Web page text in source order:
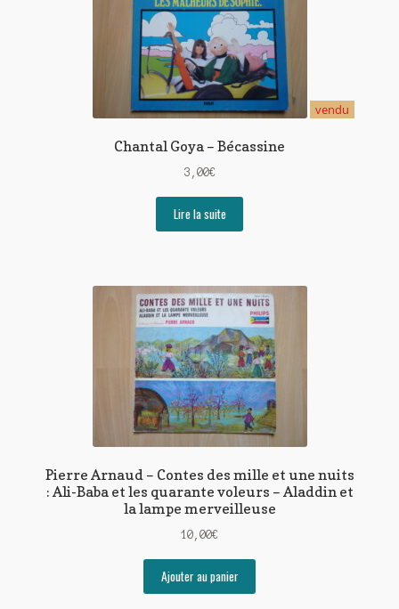
vendu
Chantal Goya – Bécassine
3,00€
Lire la suite
Pierre Arnaud – Contes des mille et une nuits
: Ali-Baba et les quarante voleurs – Aladdin et
la lampe merveilleuse
10,00€
Ajouter au panier